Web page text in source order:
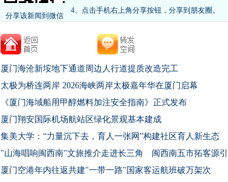
分享该新闻到微信
4、点击手机右上角分享按钮，分享到朋友圈。
厦门海沧新垵地下通道周边人行道提质改造完工
太极为桥连两岸 2026海峡两岸太极嘉年华在厦门启幕
《厦门海域船用甲醇燃料加注安全指南》正式发布
厦门翔安国际机场航站区绿化景观基本建成
集美大学：“力量沉下去，育人一张网”构建社区育人新生态
"山海唱响闽西南"文旅推介走进长三角 闽西南五市拓客源
厦门空港年内往返共建"一带一路"国家客运航班破万架次